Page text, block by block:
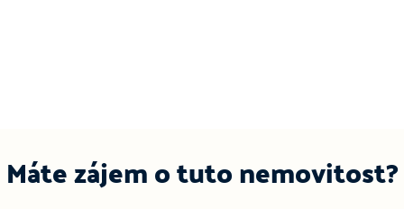
Máte zájem o tuto nemovitost?